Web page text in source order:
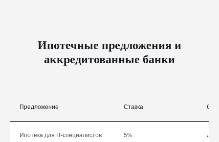
Ипотечные предложения и
аккредитованные банки
Предложение Ставка
Ипотека для IT-специалистов 5% до